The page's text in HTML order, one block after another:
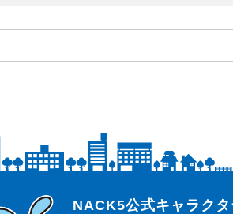
らじっと君
NACK5公式キャラクタ